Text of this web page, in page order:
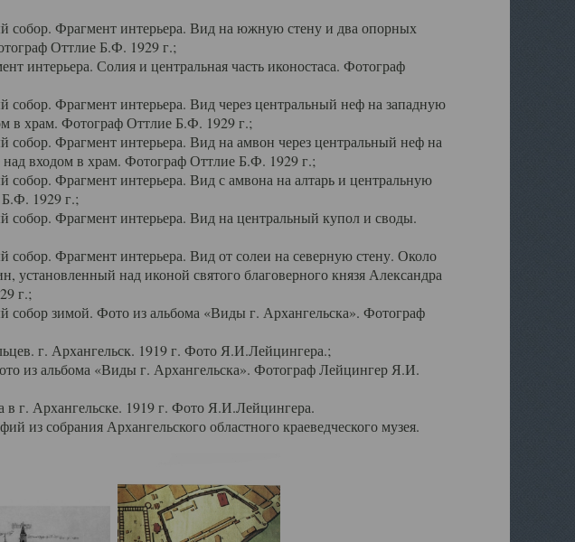
Фрагмент интерьера. Вид на южную стену и два опорных
Оттлие Б.Ф. 1929 г.;
интерьера. Солия и центральная часть иконостаса. Фотограф
Фрагмент интерьера. Вид через центральный неф на западную
в храм. Фотограф Оттлие Б.Ф. 1929 г.;
Фрагмент интерьера. Вид на амвон через центральный неф на
входом в храм. Фотограф Оттлие Б.Ф. 1929 г.;
Фрагмент интерьера. Вид с амвона на алтарь и центральную
Б.Ф. 1929 г.;
Фрагмент интерьера. Вид на центральный купол и своды.
Фрагмент интерьера. Вид от солеи на северную стену. Около
установленный над иконой святого благоверного князя Александра
г.;
зимой. Фото из альбома «Виды г. Архангельска». Фотограф
г. Архангельск. 1919 г. Фото Я.И.Лейцингера.;
из альбома «Виды г. Архангельска». Фотограф Лейцингер Я.И.
г. Архангельске. 1919 г. Фото Я.И.Лейцингера.
из собрания Архангельского областного краеведческого музея.